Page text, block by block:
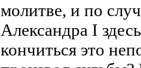
молитве, и по
Александра I
кончиться это